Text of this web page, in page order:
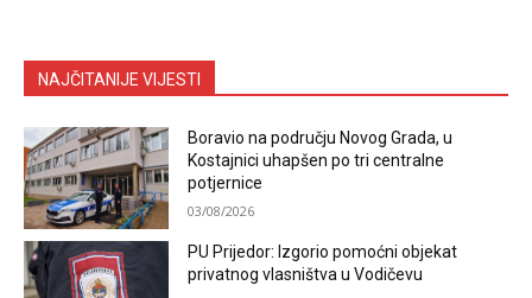
NAJČITANIJE VIJESTI
Boravio na području Novog Grada, u
Kostajnici uhapšen po tri centralne
potjernice
03/08/2026
PU Prijedor: Izgorio pomoćni objekat
privatnog vlasništva u Vodičevu